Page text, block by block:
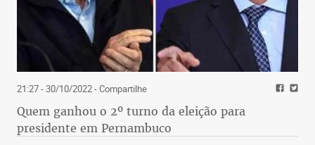
21:27 - 30/10/2022- Compartilhe
Quem ganhou o 2º turno da eleição para
presidente em Pernambuco